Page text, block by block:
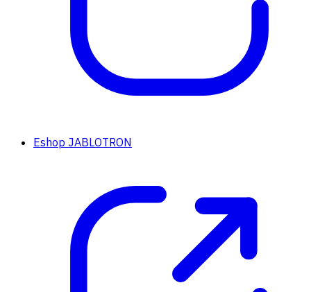
Eshop JABLOTRON